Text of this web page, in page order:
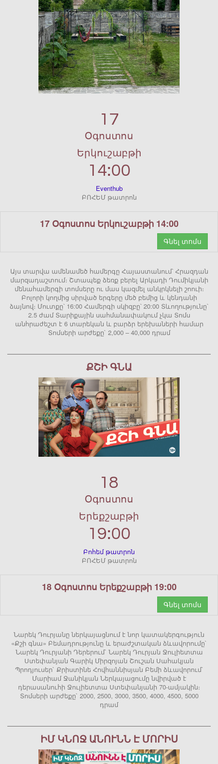
17
Օգոստոս
Երկուշաբթի
14:00
Eventhub
ԲՈՀԵՄ թատրոն
17 Օգոստոս Երկուշաբթի 14:00
Գնել տոմս
Այս տարվա ամենամեծ համերգը Հայաստանում՝ Հրազդան
մարզադաշտում։ Շտապեք ձեռք բերել Արկադի Դումիկյանի
մենահամերգի տոմսերը ու մաս կազմել անկրկնելի շոուի։
Բոլորի կողմից սիրված երգերը մեծ բեմից և կենդանի
ձայնով։ Մուտքը՝ 16:00 Համերգի սկիզբը՝ 20:00 Տևողությունը՝
2.5 ժամ Տարիքային սահմանափակում չկա Տոմս
անհրաժեշտ է 6 տարեկան և բարձր երեխաների համար
Տոմսերի արժեքը` 2,000 – 40,000 դրամ
ՔՇԻ ԳՆԱ
18
Օգոստոս
Երեքշաբթի
19:00
Բոհեմ թատրոն
ԲՈՀԵՄ թատրոն
18 Օգոստոս Երեքշաբթի 19:00
Գնել տոմս
Նարեկ Դուրյանը ներկայացնում է նոր կատակերգություն
«Քշի գնա» Բեմադրությունը և երաժշտական ձևավորումը`
Նարեկ Դուրյանի Դերերում` Նարեկ Դուրյան Ջուլիետտա
Ստեփանյան Գարիկ Միրզոյան Շուշան Սահակյան
Պրոդյուսեր` Քրիստինե Հովհաննիսյան Բեմի ձևավորում`
Մարիամ Ջանիկյան Ներկայացումը նվիրված է
դերասանուհի Ջուլիետտա Ստեփանյանի 70-ամյակին։
Տոմսերի արժեքը` 2000, 2500, 3000, 3500, 4000, 4500, 5000
դրամ
ԻՄ ԿՆՈՋ ԱՆՈՒՆՆ Է ՄՈՐԻՍ